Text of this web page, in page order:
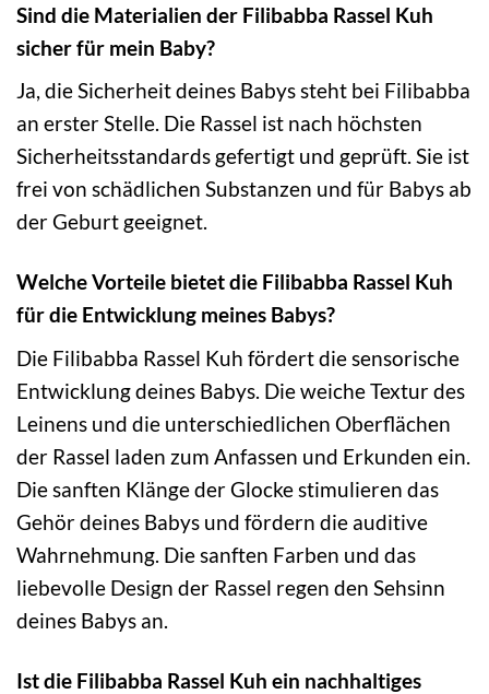
Sind die Materialien der Filibabba Rassel Kuh
sicher für mein Baby?
Ja, die Sicherheit deines Babys steht bei Filibabba
an erster Stelle. Die Rassel ist nach höchsten
Sicherheitsstandards gefertigt und geprüft. Sie ist
frei von schädlichen Substanzen und für Babys ab
der Geburt geeignet.
Welche Vorteile bietet die Filibabba Rassel Kuh
für die Entwicklung meines Babys?
Die Filibabba Rassel Kuh fördert die sensorische
Entwicklung deines Babys. Die weiche Textur des
Leinens und die unterschiedlichen Oberflächen
der Rassel laden zum Anfassen und Erkunden ein.
Die sanften Klänge der Glocke stimulieren das
Gehör deines Babys und fördern die auditive
Wahrnehmung. Die sanften Farben und das
liebevolle Design der Rassel regen den Sehsinn
deines Babys an.
Ist die Filibabba Rassel Kuh ein nachhaltiges